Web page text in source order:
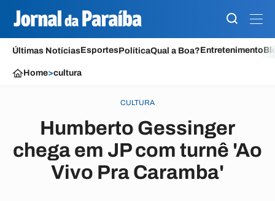
Últimas NotíciasEsportesPolíticaQual a Boa?Entretenimento
Home>cultura
CULTURA
Humberto Gessinger
chega em JP com turnê 'Ao
Vivo Pra Caramba'